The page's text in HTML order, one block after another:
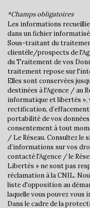
statistiques
Nombre d'habitants
Propriétaires (vs.
Taxe habitation
Taxe foncière
Habitants de moins
Habitants de 25 à
Habitants de plus de
Nombre d'enfants
Familles sans enfant
Familles avec 1 ou 2
*Champs obligatoires
Les informations
dans un fichier
Sous-traitant du
clientèle/prospects de
du Traitement de vos
traitement repose sur
Elles sont conservées
destinées à l'Agence / au
informatique et libertés »,
rectification,
portabilité de vos
consentement à tout
/ Le Réseau. Consultez le
d’informations sur vos
contacté l'Agence / le
Libertés » ne sont pas
réclamation à la CNIL.
liste d'opposition au
laquelle vous pouvez vous
Dans le cadre de la